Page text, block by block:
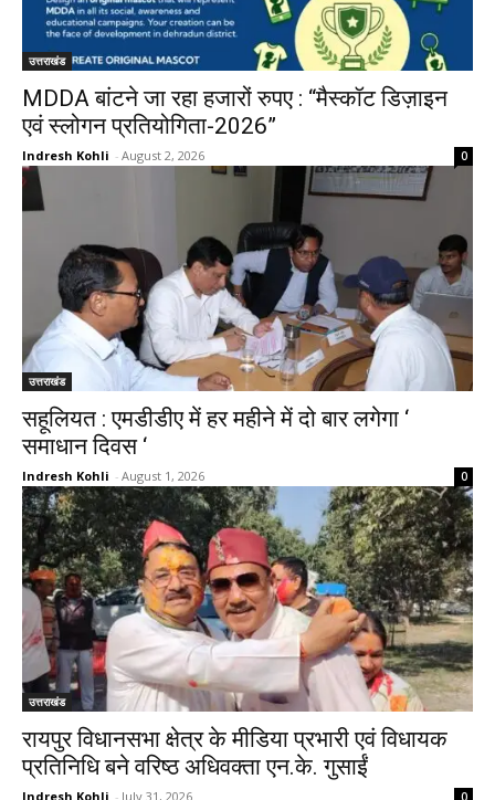
उत्तराखंड
MDDA बांटने जा रहा हजारों रुपए : “मैस्कॉट डिज़ाइन
एवं स्लोगन प्रतियोगिता-2026”
Indresh Kohli - August 2, 2026 0
उत्तराखंड
सहूलियत : एमडीडीए में हर महीने में दो बार लगेगा ‘
समाधान दिवस ‘
Indresh Kohli - August 1, 2026 0
उत्तराखंड
रायपुर विधानसभा क्षेत्र के मीडिया प्रभारी एवं विधायक
प्रतिनिधि बने वरिष्ठ अधिवक्ता एन.के. गुसाईं
Indresh Kohli - July 31, 2026 0